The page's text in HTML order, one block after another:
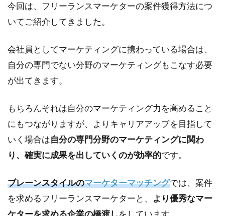
今回は、フリーランスマーケターの案件獲得方法につ
いてご紹介してきました。
会社員としてマーケティングに携わっている場合は、
自分の専門でない分野のマーケティングもこなす必要
が出てきます。
もちろんそれは自分のマーケティング力を高めること
にもつながりますが、よりキャリアアップを目指して
いく場合は自分の専門分野のマーケティングに関わ
り、確実に成果を出していくのが効率的です。
ブレーンスタイルのマーケターマッチングでは、案件
を求めるフリーランスマーケターと、 より優秀なマー
ケターを求める企業の橋渡しをしています。